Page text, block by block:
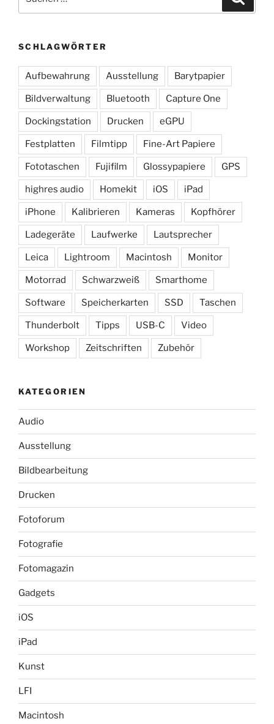
nach:
SCHLAGWÖRTER
Aufbewahrung Ausstellung Barytpapier
Bildverwaltung Bluetooth Capture One
Dockingstation Drucken eGPU
Festplatten Filmtipp Fine-Art Papiere
Fototaschen Fujifilm Glossypapiere GPS
highres audio Homekit iOS iPad
iPhone Kalibrieren Kameras Kopfhörer
Ladegeräte Laufwerke Lautsprecher
Leica Lightroom Macintosh Monitor
Motorrad Schwarzweiß Smarthome
Software Speicherkarten SSD Taschen
Thunderbolt Tipps USB-C Video
Workshop Zeitschriften Zubehör
KATEGORIEN
Audio
Ausstellung
Bildbearbeitung
Drucken
Fotoforum
Fotografie
Fotomagazin
Gadgets
iOS
iPad
Kunst
LFI
Macintosh